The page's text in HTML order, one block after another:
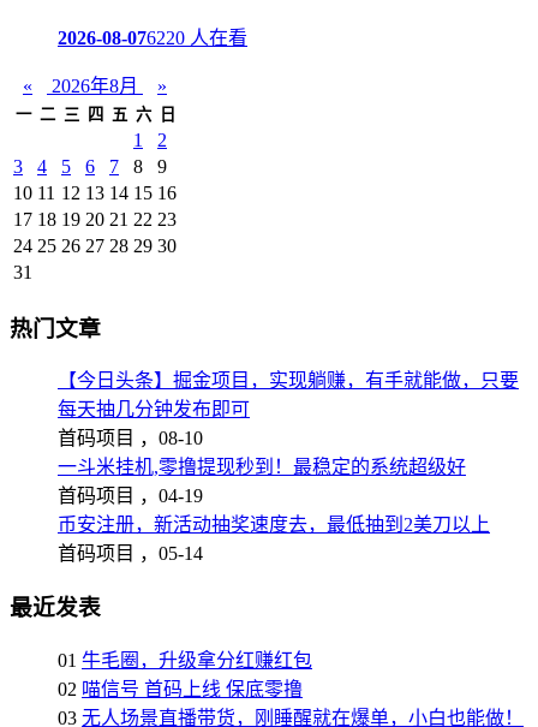
2026-08-076220 人在看
« 2026年8月 »
一 二 三 四 五 六 日
1
2
3
4 5 6 7 8
9
10 11 12 13 14 15 16
17 18 19 20 21 22 23
24 25 26 27 28 29 30
31
热门文章
【今日头条】掘金项目，实现躺赚，有手就能做，只要
每天抽几分钟发布即可
首码项目 ， 08-10
一斗米挂机,零撸提现秒到！最稳定的系统超级好
首码项目 ， 04-19
币安注册，新活动抽奖速度去，最低抽到2美刀以上
首码项目 ， 05-14
最近发表
01 牛毛圈，升级拿分红赚红包
02 喵信号 首码上线 保底零撸
03 无人场景直播带货，刚睡醒就在爆单，小白也能做！